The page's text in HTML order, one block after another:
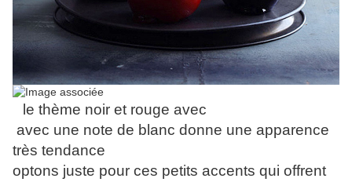
le thème noir et rouge avec
avec une note de blanc donne une apparence
très tendance
optons juste pour ces petits accents qui offrent